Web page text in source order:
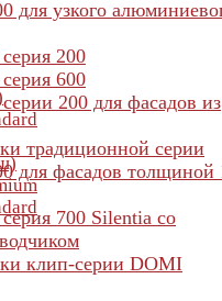
для узкого
200
600
200 для фасадов из
традиционной серии
для фасадов толщиной
700 Silentia со
клип-серии DOMI